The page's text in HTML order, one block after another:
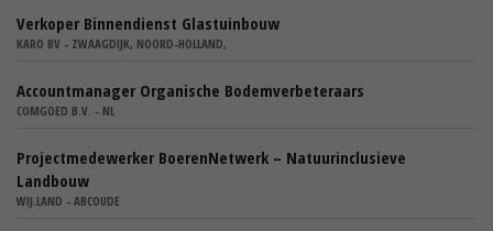
Verkoper Binnendienst Glastuinbouw
KARO BV - ZWAAGDIJK, NOORD-HOLLAND,
Accountmanager Organische Bodemverbeteraars
COMGOED B.V. - NL
Projectmedewerker BoerenNetwerk – Natuurinclusieve
Landbouw
WIJ.LAND - ABCOUDE